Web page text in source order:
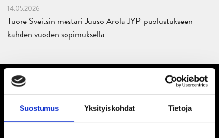
Suostumus Yksityiskohdat Tietoja
14.05.2026
Tuore Sveitsin mestari Juuso Arola JYP-puolustukseen
kahden vuoden sopimuksella